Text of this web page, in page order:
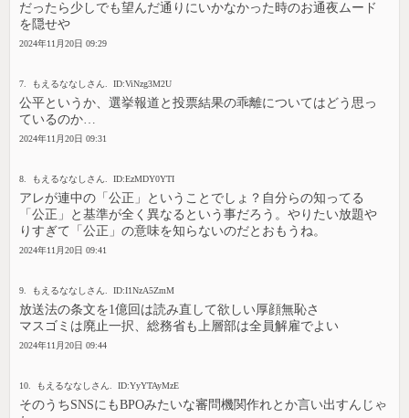
だったら少しでも望んだ通りにいかなかった時のお通夜ムード
を隠せや
2024年11月20日 09:29
7. もえるななしさん. ID:ViNzg3M2U
公平というか、選挙報道と投票結果の乖離についてはどう思っ
ているのか…
2024年11月20日 09:31
8. もえるななしさん. ID:EzMDY0YTI
アレが連中の「公正」ということでしょ？自分らの知ってる
「公正」と基準が全く異なるという事だろう。やりたい放題や
りすぎて「公正」の意味を知らないのだとおもうね。
2024年11月20日 09:41
9. もえるななしさん. ID:I1NzA5ZmM
放送法の条文を1億回は読み直して欲しい厚顔無恥さ
マスゴミは廃止一択、総務省も上層部は全員解雇でよい
2024年11月20日 09:44
10. もえるななしさん. ID:YyYTAyMzE
そのうちSNSにもBPOみたいな審問機関作れとか言い出すんじゃ